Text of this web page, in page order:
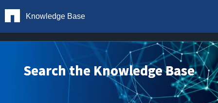
Knowledge Base
Search the Knowledge Base